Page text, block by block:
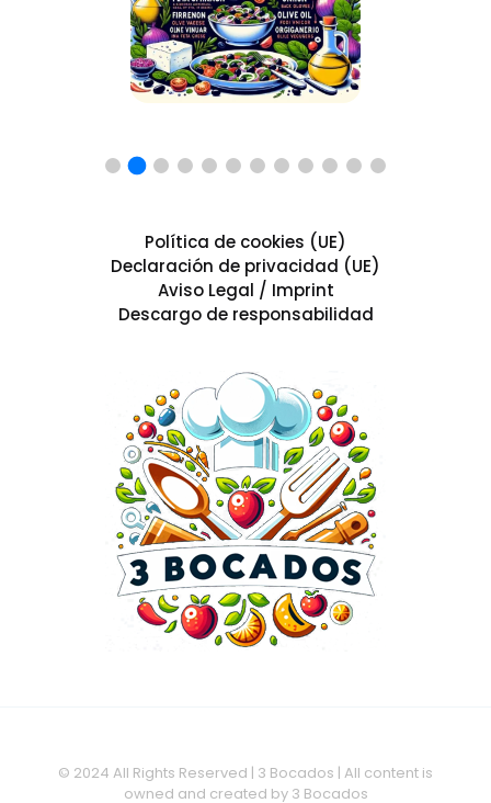
Política de cookies (UE)
Declaración de privacidad (UE)
Aviso Legal / Imprint
Descargo de responsabilidad
© 2024 All Rights Reserved | 3 Bocados | All content is
owned and created by 3 Bocados